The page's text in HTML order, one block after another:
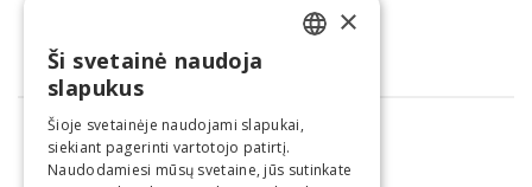
Dalintis
×
Ši svetainė naudoja
slapukus
Šioje svetainėje naudojami slapukai,
siekiant pagerinti vartotojo patirtį.
Naudodamiesi mūsų svetaine, jūs sutinkate